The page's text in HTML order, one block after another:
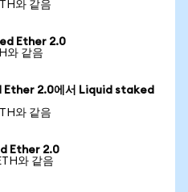
와 같음
Ether 2.0
와 같음
2.0에서 Liquid staked
와 같음
Ether 2.0
와 같음